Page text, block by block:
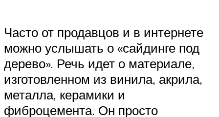
Часто от продавцов и в интернете
можно услышать о «сайдинге под
дерево». Речь идет о материале,
изготовленном из винила, акрила,
металла, керамики и
фиброцемента. Он просто